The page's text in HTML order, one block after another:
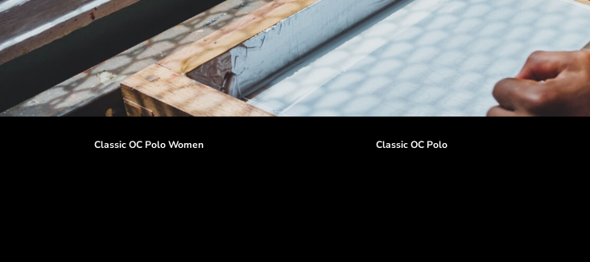
Classic OC Polo Women Classic OC Polo